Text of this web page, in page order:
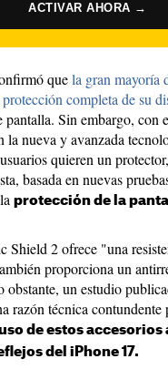
ACTIVAR AHORA →
quela gran mayoría
completa de su
Sin embargo, con
la nueva y avanzada
quieren un
basada en nuevas
protección de la
Shield 2 ofrece "una
proporciona un
obstante, un estudio
razón técnica
de estos
del iPhone 17.